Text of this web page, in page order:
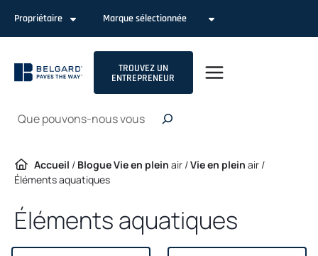
contenu
Propriétaire Marque sélectionnée
TROUVEZ UN
ENTREPRENEUR
Recherche
Accueil / Blogue Vie en plein air /Vie en plein air /
Éléments aquatiques
Éléments aquatiques